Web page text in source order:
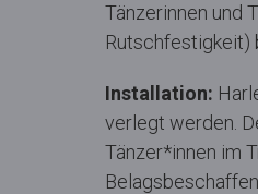
Tänzerinnen und
Rutschfestigkeit)
Installation:
verlegt werden.
Tänzer*innen im